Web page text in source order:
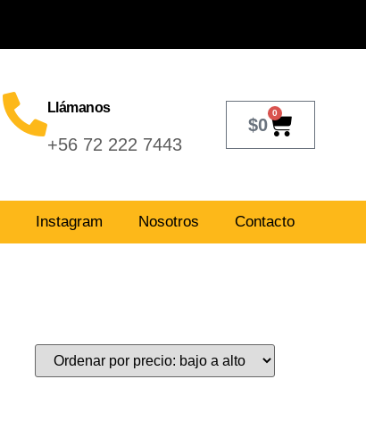
Llámanos
+56 72 222 7443
$0
0
Instagram Nosotros Contacto